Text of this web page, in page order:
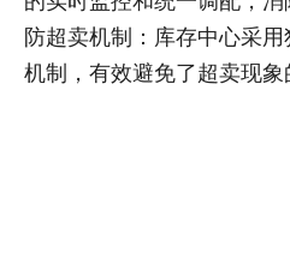
防超卖机制：库存中心采
机制，有效避免了超卖现